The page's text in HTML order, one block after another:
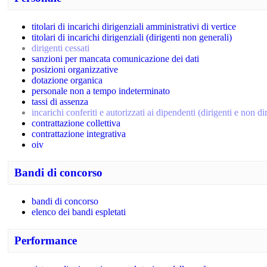
titolari di incarichi dirigenziali amministrativi di vertice
titolari di incarichi dirigenziali (dirigenti non generali)
dirigenti cessati
sanzioni per mancata comunicazione dei dati
posizioni organizzative
dotazione organica
personale non a tempo indeterminato
tassi di assenza
incarichi conferiti e autorizzati ai dipendenti (dirigenti e non
contrattazione collettiva
contrattazione integrativa
oiv
Bandi di concorso
bandi di concorso
elenco dei bandi espletati
Performance